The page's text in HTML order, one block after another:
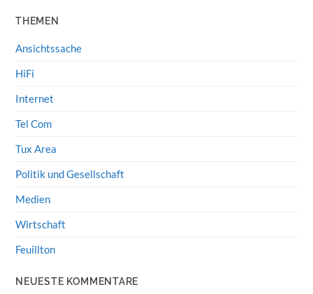
THEMEN
Ansichtssache
HiFi
Internet
Tel Com
Tux Area
Politik und Gesellschaft
Medien
Wirtschaft
Feuillton
NEUESTE KOMMENTARE